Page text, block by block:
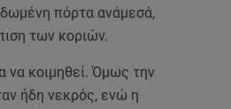
πόρτα ανάμεσά,
των κοριών.
να κοιμηθεί. Όμως την
ήδη νεκρός, ενώ η